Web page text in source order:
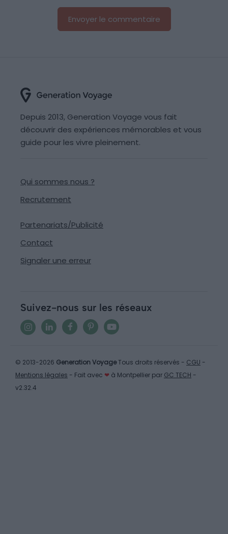
Depuis 2013, Generation Voyage vous fait
découvrir des expériences mémorables et vous
guide pour les vivre pleinement.
Qui sommes nous ?
Recrutement
Partenariats/Publicité
Contact
Signaler une erreur
Suivez-nous sur les réseaux
© 2013-2026 Generation VoyageTous droits réservés - CGU -
Mentions légales - Fait avec ❤ à Montpellier par GC TECH -
v2.32.4